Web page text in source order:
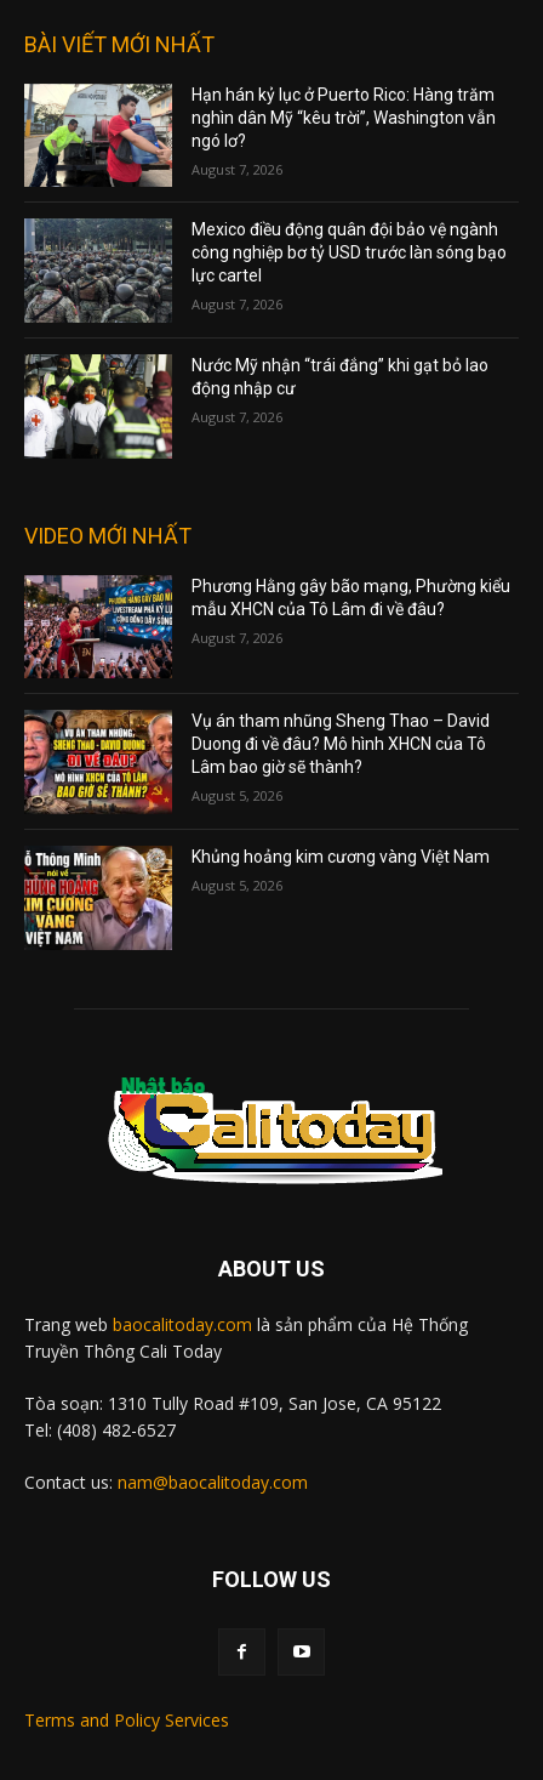
BÀI VIẾT MỚI NHẤT
Hạn hán kỷ lục ở Puerto Rico: Hàng trăm
nghìn dân Mỹ “kêu trời”, Washington vẫn
ngó lơ?
August 7, 2026
Mexico điều động quân đội bảo vệ ngành
công nghiệp bơ tỷ USD trước làn sóng bạo
lực cartel
August 7, 2026
Nước Mỹ nhận “trái đắng” khi gạt bỏ lao
động nhập cư
August 7, 2026
VIDEO MỚI NHẤT
Phương Hằng gây bão mạng, Phường kiểu
mẫu XHCN của Tô Lâm đi về đâu?
August 7, 2026
Vụ án tham nhũng Sheng Thao – David
Duong đi về đâu? Mô hình XHCN của Tô
Lâm bao giờ sẽ thành?
August 5, 2026
Khủng hoảng kim cương vàng Việt Nam
August 5, 2026
ABOUT US
Trang web baocalitoday.com là sản phẩm của Hệ Thống
Truyền Thông Cali Today
Tòa soạn: 1310 Tully Road #109, San Jose, CA 95122
Tel: (408) 482-6527
Contact us: nam@baocalitoday.com
FOLLOW US
Terms and Policy Services